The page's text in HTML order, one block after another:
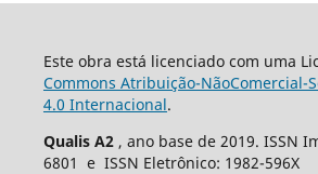
Este obra está licenciado com uma
Commons Atribuição-NãoComercial-
4.0 Internacional.
Qualis A2 , ano base de 2019. ISSN
6801 e ISSN Eletrônico: 1982-596X